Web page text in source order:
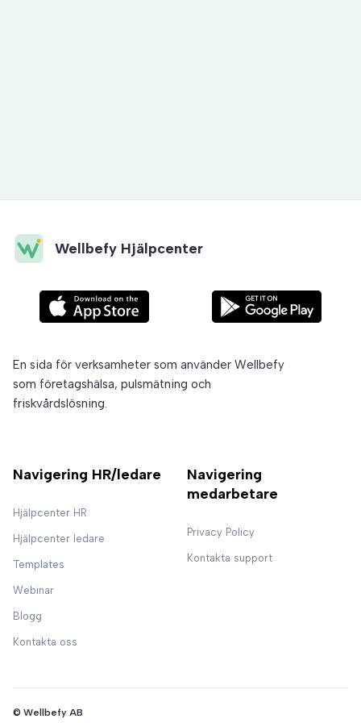
Wellbefy Hjälpcenter
En sida för verksamheter som använder Wellbefy
som företagshälsa, pulsmätning och
friskvårdslösning.
Navigering HR/ledare
Hjälpcenter HR
Hjälpcenter ledare
Templates
Webinar
Blogg
Kontakta oss
Navigering
medarbetare
Privacy Policy
Kontakta support
© Wellbefy AB